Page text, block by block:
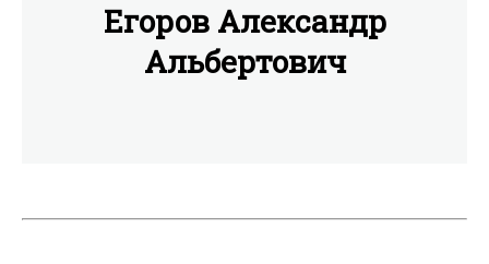
Егоров Александр
Альбертович